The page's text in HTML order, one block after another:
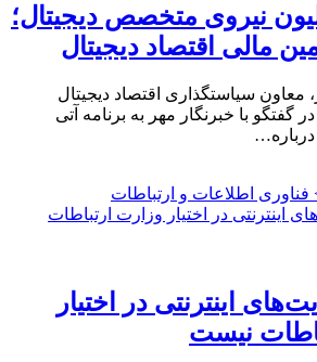
۲ میلیون نیروی متخصص دیجیتال؛
مالی اقتصاد دیجیتال
سیاستگذاری اقتصاد دیجیتال
گفتگو با خبرنگار مهر به برنامه آتی
اطلاعات و ارتباطات
اینترنتی در اختیار
نیست